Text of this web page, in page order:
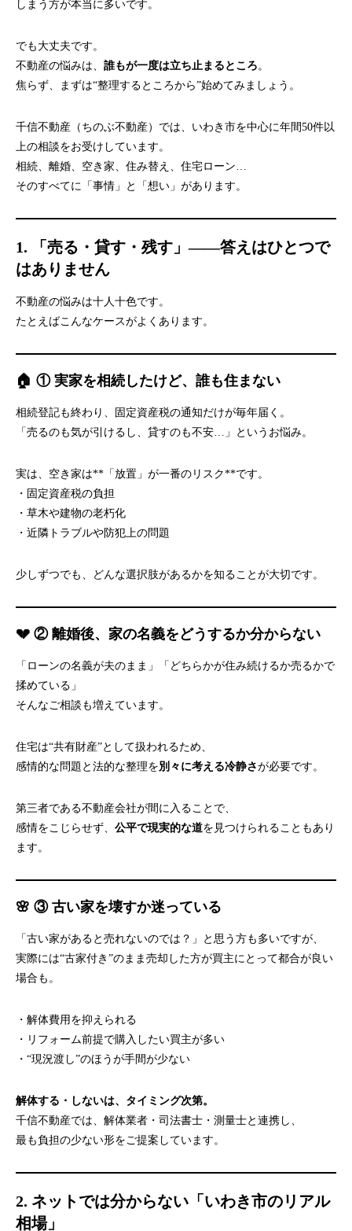
しまう方が本当に多いです。
でも大丈夫です。
不動産の悩みは、 誰もが一度は立ち止まるところ。
焦らず、まずは“整理するところから”始めてみましょう。
千信不動産（ちのぶ不動産）では、いわき市を中心に年間50件以
上の相談をお受けしています。
相続、離婚、空き家、住み替え、住宅ローン…
そのすべてに「事情」と「想い」があります。
1. 「売る・貸す・残す」――答えはひとつで
はありません
不動産の悩みは十人十色です。
たとえばこんなケースがよくあります。
🏠 ① 実家を相続したけど、誰も住まない
相続登記も終わり、固定資産税の通知だけが毎年届く。
「売るのも気が引けるし、貸すのも不安…」というお悩み。
実は、空き家は**「放置」が一番のリスク**です。
・固定資産税の負担
・草木や建物の老朽化
・近隣トラブルや防犯上の問題
少しずつでも、どんな選択肢があるかを知ることが大切です。
💔 ② 離婚後、家の名義をどうするか分からない
「ローンの名義が夫のまま」「どちらかが住み続けるか売るかで
揉めている」
そんなご相談も増えています。
住宅は“共有財産”として扱われるため、
感情的な問題と法的な整理を別々に考える冷静さが必要です。
第三者である不動産会社が間に入ることで、
感情をこじらせず、 公平で現実的な道を見つけられることもあり
ます。
🌸 ③ 古い家を壊すか迷っている
「古い家があると売れないのでは？」と思う方も多いですが、
実際には“古家付き”のまま売却した方が買主にとって都合が良い
場合も。
・解体費用を抑えられる
・リフォーム前提で購入したい買主が多い
・“現況渡し”のほうが手間が少ない
解体する・しないは、タイミング次第。
千信不動産では、解体業者・司法書士・測量士と連携し、
最も負担の少ない形をご提案しています。
2. ネットでは分からない「いわき市のリアル
相場」